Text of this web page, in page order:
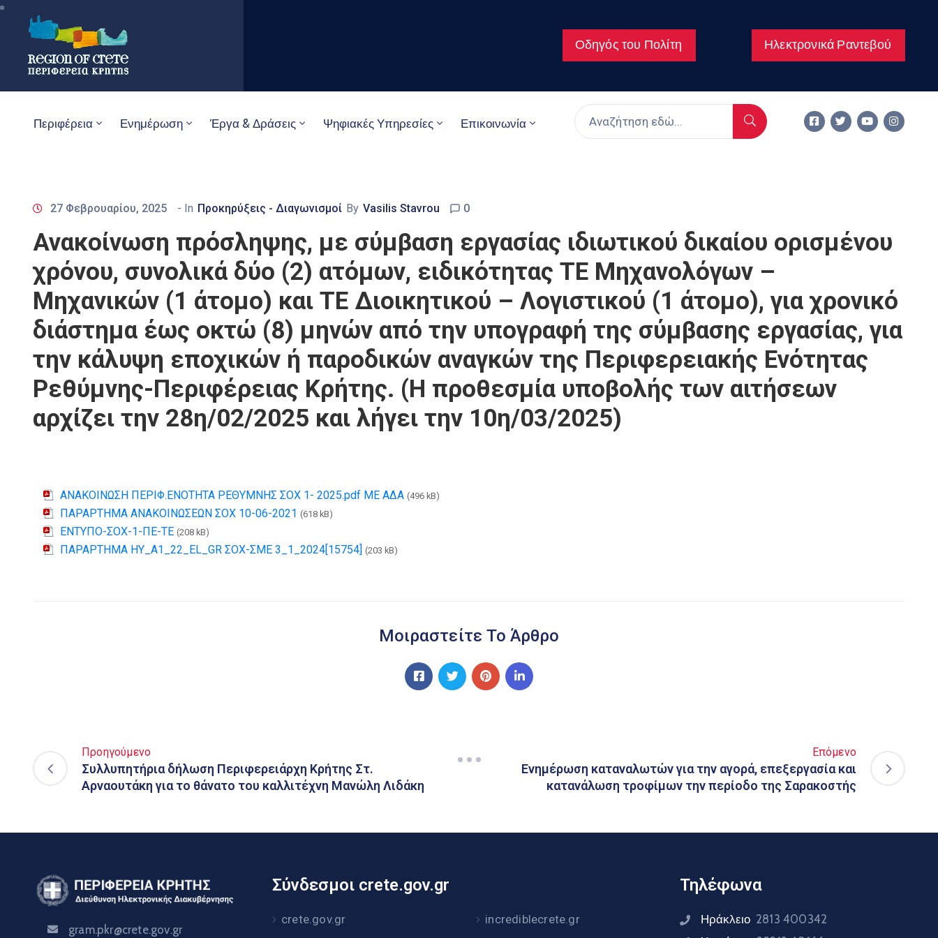
Οδηγός του Πολίτη Ηλεκτρονικά Ραντεβού
Περιφέρεια Ενημέρωση Έργα & Δράσεις Ψηφιακές Υπηρεσίες Επικοινωνία
27 Φεβρουαρίου, 2025 - In Προκηρύξεις - Διαγωνισμοί By Vasilis Stavrou 0
Ανακοίνωση πρόσληψης, με σύμβαση εργασίας ιδιωτικού δικαίου ορισμένου
χρόνου, συνολικά δύο (2) ατόμων, ειδικότητας ΤΕ Μηχανολόγων –
Μηχανικών (1 άτομο) και ΤΕ Διοικητικού – Λογιστικού (1 άτομο), για χρονικό
διάστημα έως οκτώ (8) μηνών από την υπογραφή της σύμβασης εργασίας, για
την κάλυψη εποχικών ή παροδικών αναγκών της Περιφερειακής Ενότητας
Ρεθύμνης-Περιφέρειας Κρήτης. (Η προθεσμία υποβολής των αιτήσεων
αρχίζει την 28η/02/2025 και λήγει την 10η/03/2025)
ΑΝΑΚΟΙΝΩΣΗ ΠΕΡΙΦ.ΕΝΟΤΗΤΑ ΡΕΘΥΜΝΗΣ ΣΟΧ 1- 2025.pdf ΜΕ ΑΔΑ (496 kB)
ΠΑΡΑΡΤΗΜΑ ΑΝΑΚΟΙΝΩΣΕΩΝ ΣΟΧ 10-06-2021 (618 kB)
ΕΝΤΥΠΟ-ΣΟΧ-1-ΠΕ-ΤΕ (208 kB)
ΠΑΡΑΡΤΗΜΑ ΗΥ_A1_22_EL_GR ΣΟΧ-ΣΜΕ 3_1_2024[15754] (203 kB)
Μοιραστείτε Το Άρθρο
Προηγούμενο
Συλλυπητήρια δήλωση Περιφερειάρχη Κρήτης Στ.
Αρναουτάκη για το θάνατο του καλλιτέχνη Μανώλη Λιδάκη
Επόμενο
Ενημέρωση καταναλωτών για την αγορά, επεξεργασία και
κατανάλωση τροφίμων την περίοδο της Σαρακοστής
gram.pkr@crete.gov.gr
Σύνδεσμοι crete.gov.gr
crete.gov.gr
incrediblecrete.gr
Τηλέφωνα
Ηράκλειο 2813 400342